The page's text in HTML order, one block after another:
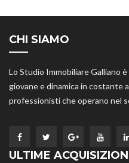
CHI SIAMO
Lo Studio Immobiliare Galliano
giovane e dinamica in costante
professionisti che operano nel
ULTIME